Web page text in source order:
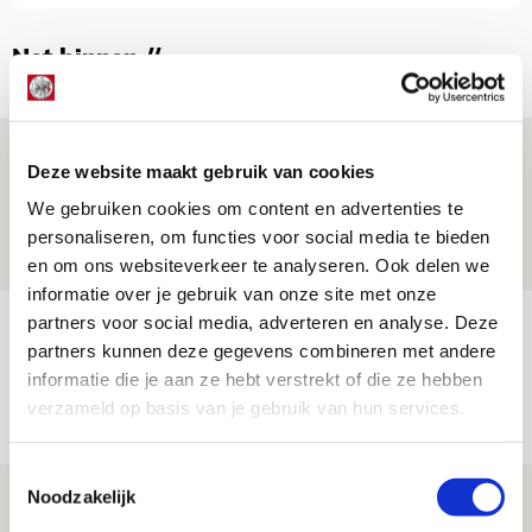
Deze website maakt gebruik van cookies
We gebruiken cookies om content en advertenties te
personaliseren, om functies voor social media te bieden
en om ons websiteverkeer te analyseren. Ook delen we
informatie over je gebruik van onze site met onze
partners voor social media, adverteren en analyse. Deze
partners kunnen deze gegevens combineren met andere
informatie die je aan ze hebt verstrekt of die ze hebben
verzameld op basis van je gebruik van hun services.
Noodzakelijk
Net binnen //
Drie dingen die je moet weten over PEC
Míchels elf: met welke formatie begin
jij aan nieuw eredivisieseizoen?
08 AUGUSTUS 2026 - 11:34
Spelen bij Jong Ajax of Ajax 1? Dat